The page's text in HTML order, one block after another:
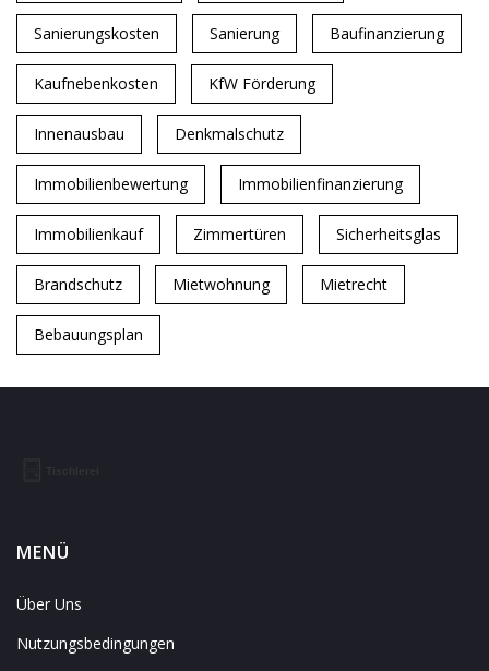
Sanierungskosten Sanierung Baufinanzierung
Kaufnebenkosten KfW Förderung
Innenausbau Denkmalschutz
Immobilienbewertung Immobilienfinanzierung
Immobilienkauf Zimmertüren Sicherheitsglas
Brandschutz Mietwohnung Mietrecht
Bebauungsplan
MENÜ
Über Uns
Nutzungsbedingungen